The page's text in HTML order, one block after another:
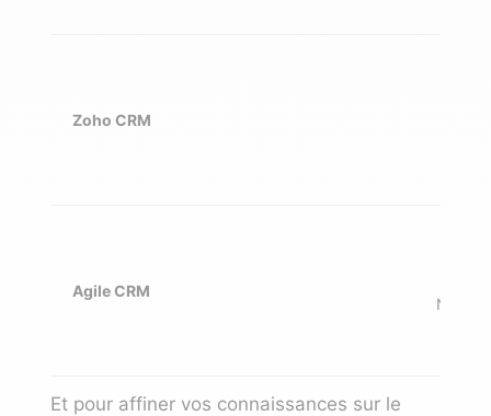
Zoho CRM
Agile CRM
Et pour affiner vos connaissances sur le